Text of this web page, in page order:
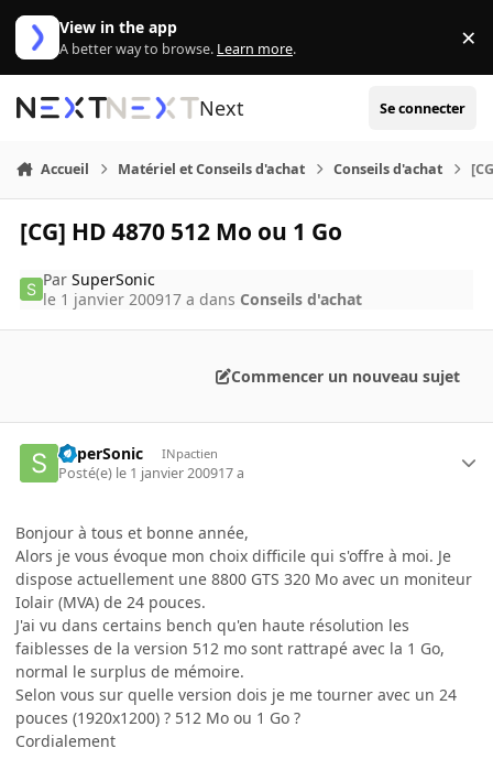
Aller au contenu
View in the app
A better way to browse. Learn more. ×
Next Se connecter
Accueil Matériel et Conseils d'achat Conseils d'achat
[CG] HD 4870 512 Mo ou 1 Go
ParSuperSonic
le 1 janvier 200917 a dans Conseils d'achat
Commencer un nouveau sujet
SuperSonic INpactien
Posté(e) le 1 janvier 200917 a
Bonjour à tous et bonne année,
Alors je vous évoque mon choix difficile qui s'offre à moi. Je
dispose actuellement une 8800 GTS 320 Mo avec un moniteur
Iolair (MVA) de 24 pouces.
J'ai vu dans certains bench qu'en haute résolution les
faiblesses de la version 512 mo sont rattrapé avec la 1 Go,
normal le surplus de mémoire.
Selon vous sur quelle version dois je me tourner avec un 24
pouces (1920x1200) ? 512 Mo ou 1 Go ?
Cordialement